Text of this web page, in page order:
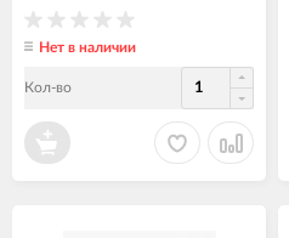
Нет в наличии
Кол-во